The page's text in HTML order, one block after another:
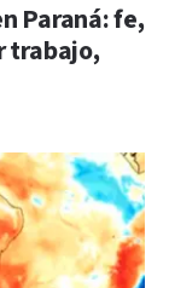
Paraná: fe,
trabajo,